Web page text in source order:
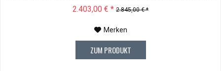
starke und behagliche Aura. Dieses Massivholz Wasserbett...
2.403,00 € * 2.845,00 € *
Merken
ZUM PRODUKT